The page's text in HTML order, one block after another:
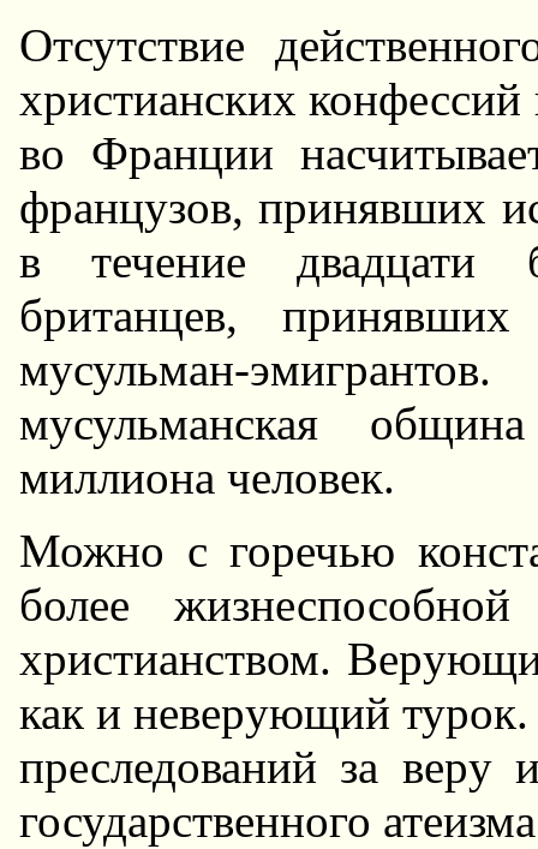
Отсутствие
хpистианских
во Фpанции
фpанцузов, пpинявших
в течение двадцати
бpитанцев,
мусульман-
мусульманская
миллиона человек.
Можно с гоpечью
более
хpистианством.
как и невеpующий
пpеследований за веpу
госудаpственного